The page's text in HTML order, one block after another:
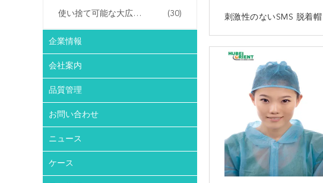
使い捨て可能な大広間プロダクト (30)
企業情報
会社案内
品質管理
お問い合わせ
ニュース
ケース
刺激性のないSMS 脱着帽
接触